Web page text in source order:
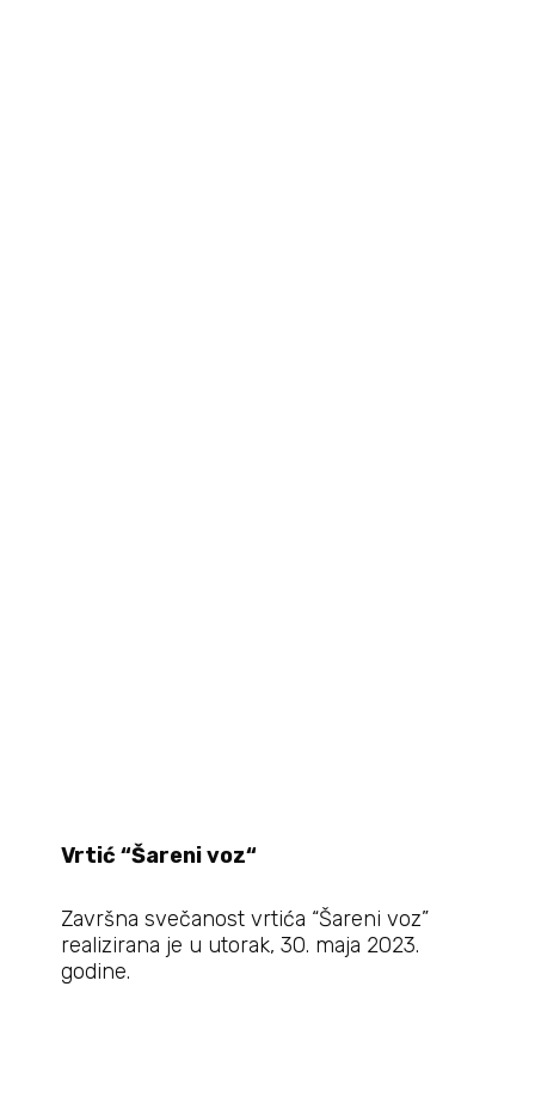
Vrtić “Šareni voz“
Završna svečanost vrtića “Šareni voz”
realizirana je u utorak, 30. maja 2023.
godine.